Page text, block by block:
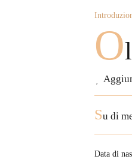
O
Su di
Data di